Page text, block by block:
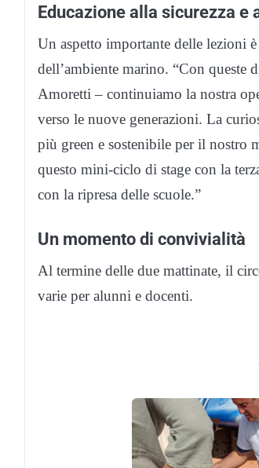
Educazione alla sicurezza
Un aspetto importante delle lezioni
dell’ambiente marino. “Con queste
Amoretti – continuiamo la nostra
verso le nuove generazioni. La
più green e sostenibile per il nostro
questo mini-ciclo di stage con la
con la ripresa delle scuole.”
Un momento di convivialità
Al termine delle due mattinate, il
varie per alunni e docenti.